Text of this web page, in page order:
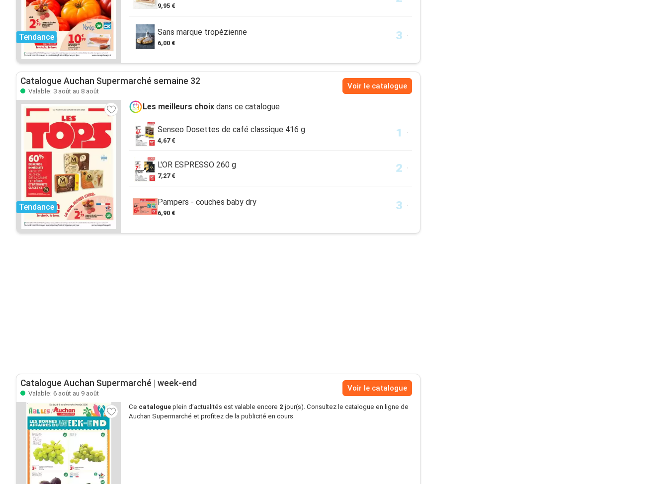
Tendance
9,95 €
Sans marque tropézienne
6,00 €
Catalogue Auchan Supermarché semaine 32
Valable: 3 août au 8 août
Voir le catalogue
Tendance
Les meilleurs choix dans ce catalogue
Senseo Dosettes de café classique 416 g
4,67 €
L'OR ESPRESSO 260 g
7,27 €
Pampers - couches baby dry
6,90 €
Catalogue Auchan Supermarché | week-end
Valable: 6 août au 9 août
Voir le catalogue
Ce catalogue plein d’actualités est valable encore 2 jour(s). Consultez le catalogue en ligne de
Auchan Supermarché et profitez de la publicité en cours.